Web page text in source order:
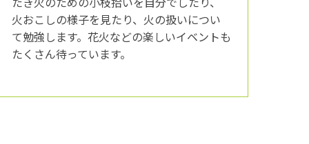
火おこしの様子を見たり、火の扱いについ
て勉強します。花火などの楽しいイベントも
たくさん待っています。